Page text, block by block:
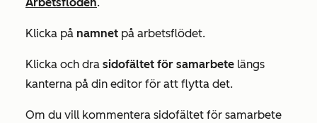
Arbetsflöden.
Klicka på namnet på arbetsflödet.
Klicka och dra sidofältet för samarbete längs
kanterna på din editor för att flytta det.
Om du vill kommentera sidofältet för samarbete